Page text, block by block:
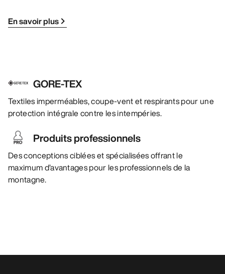
En savoir plus
GORE-TEX
Textiles imperméables, coupe-vent et respirants pour une
protection intégrale contre les intempéries.
Produits professionnels
Des conceptions ciblées et spécialisées offrant le
maximum d’avantages pour les professionnels de la
montagne.